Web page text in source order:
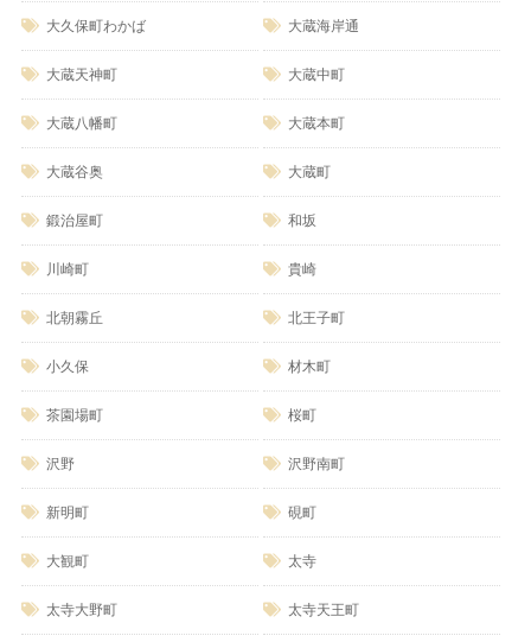
大久保町わかば 大蔵海岸通
大蔵天神町 大蔵中町
大蔵八幡町 大蔵本町
大蔵谷奥 大蔵町
鍛治屋町 和坂
川崎町 貴崎
北朝霧丘 北王子町
小久保 材木町
茶園場町 桜町
沢野 沢野南町
新明町 硯町
大観町 太寺
太寺大野町 太寺天王町